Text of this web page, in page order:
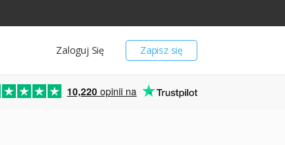
Zapisz się
Zaloguj Się
10,220 opinii na